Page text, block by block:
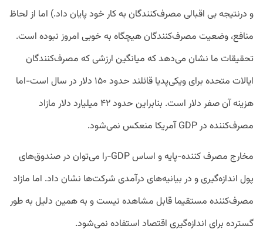
و درنتیجه بی اقبالی مصرف‌کنندگان به کار خود پایان داد.) اما از لحاظ
منافع، وضعیت مصرف‌کنندگان هیچگاه به خوبی امروز نبوده است.
تحقیقات ما نشان می‌دهد که میانگین ارزشی که مصرف‌کنندگان
ایالات متحده برای ویکی‌پدیا قائلند حدود ۱۵۰ دلار در سال است-اما
هزینه آن صفر دلار است. بنابراین حدود ۴۲ میلیارد دلار مازاد
مصرف‌کننده در GDP آمریکا منعکس نمی‌شود.
مخارج مصرف کننده-پایه و اساس GDP-را می‌توان در صندوق‌های
پول اندازه‌گیری و در بیانیه‌های درآمدی شرکت‌ها نشان داد. اما مازاد
مصرف‌کننده مستقیما قابل مشاهده نیست و به همین دلیل به طور
گسترده برای اندازه‌گیری اقتصاد استفاده نمی‌شود.